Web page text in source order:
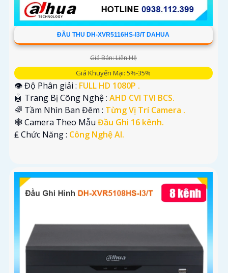
ĐẦU THU DH-XVR5116HS-I3/T DAHUA
Giá Bán: Liên Hệ
Giá Khuyến Mại: 5%-35%
👁 Độ Phân giải : FULL HD 1080P .
🤖️ Trang Bị Công Nghệ : AHD CVI TVI BCS.
🌈 Tầm Nhìn Ban Đêm : Từng Vị Trí Camera .
🕸️ Camera Theo Mẫu Đầu Ghi 16 kênh.
️₤ Chức Năng : Công Nghệ AI.